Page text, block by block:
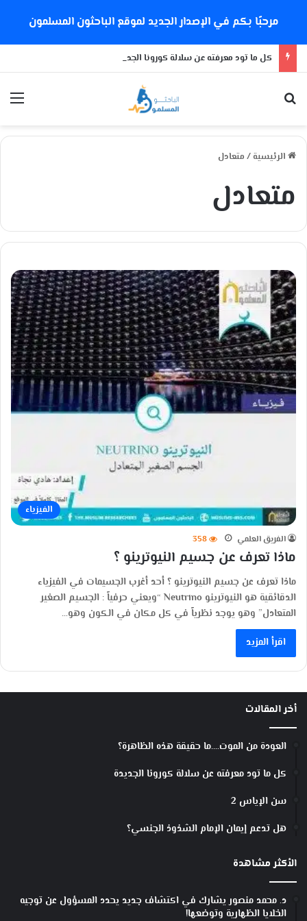
مرحبًا بكم في الإصدار الجديد لموقع الباحثون المسلمون
كل ما تود معرفته عن سلالة كورونا الجديدة
الرئيسية / متعادل
متعادل
الفيزياء
الفريق العلمي 358
ماذا تعرف عن جسيم النيوترينو ؟
ماذا تعرف عن جسيم النيوترينو ؟ أحد أغرب الجسيمات في الفيزياء
الدقائقية هو النيوترينو Neutrino “ويعني حرفياً : الجسيم الصغير
المتعادل” وهو يوجد نظرياً في كل مكان في الكون وهو…
اقرأ المزيد
أخر المقالات
العودة من الموت….ما حقيقة هذه الظاهرة؟
كل ما تود معرفته عن سلالة كورونا الجديدة
سن الإياس 2
هل تدعم إيمان الإمام الشذوذ الجنسي؟
الأكثر مشاهدة
د. محمد منصور يشارك في اكتشاف جديد يحدد المسؤول عن توجيه
الخلايا الظهارية وتوضعها!